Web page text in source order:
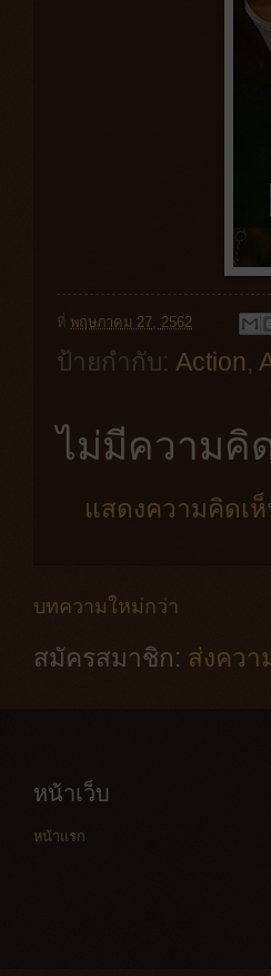
ที่ พฤษภาคม 27, 2562
ป้ายกำกับ: Action,
ไม่มีความคิ
แสดงความคิดเ
บทความใหม่กว่า
สมัครสมาชิก: ส่งควา
หน้าเว็บ
หน้าแรก